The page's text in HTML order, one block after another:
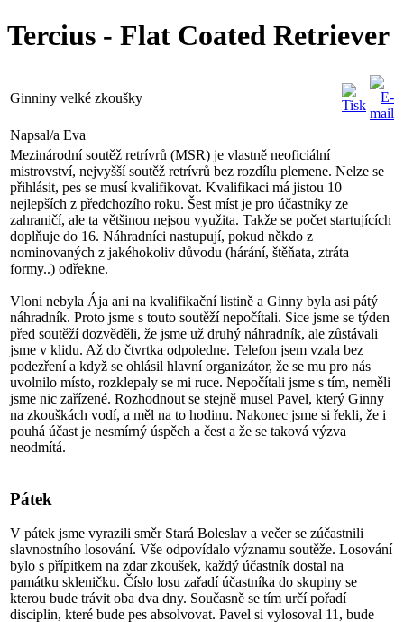
Tercius - Flat Coated Retriever
Ginniny velké zkoušky
Napsal/a Eva
Mezinárodní soutěž retrívrů (MSR) je vlastně neoficiální
mistrovství, nejvyšší soutěž retrívrů bez rozdílu plemene. Nelze se
přihlásit, pes se musí kvalifikovat. Kvalifikaci má jistou 10
nejlepších z předchozího roku. Šest míst je pro účastníky ze
zahraničí, ale ta většinou nejsou využita. Takže se počet startujících
doplňuje do 16. Náhradníci nastupují, pokud někdo z
nominovaných z jakéhokoliv důvodu (hárání, štěňata, ztráta
formy..) odřekne.
Vloni nebyla Ája ani na kvalifikační listině a Ginny byla asi pátý
náhradník. Proto jsme s touto soutěží nepočítali. Sice jsme se týden
před soutěží dozvěděli, že jsme už druhý náhradník, ale zůstávali
jsme v klidu. Až do čtvrtka odpoledne. Telefon jsem vzala bez
podezření a když se ohlásil hlavní organizátor, že se mu pro nás
uvolnilo místo, rozklepaly se mi ruce. Nepočítali jsme s tím, neměli
jsme nic zařízené. Rozhodnout se stejně musel Pavel, který Ginny
na zkouškách vodí, a měl na to hodinu. Nakonec jsme si řekli, že i
pouhá účast je nesmírný úspěch a čest a že se taková výzva
neodmítá.
Pátek
V pátek jsme vyrazili směr Stará Boleslav a večer se zúčastnili
slavnostního losování. Vše odpovídalo významu soutěže. Losování
bylo s přípitkem na zdar zkoušek, každý účastník dostal na
památku skleničku. Číslo losu zařadí účastníka do skupiny se
kterou bude trávit oba dva dny. Současně se tím určí pořadí
disciplin, které bude pes absolvovat. Pavel si vylosoval 11, bude